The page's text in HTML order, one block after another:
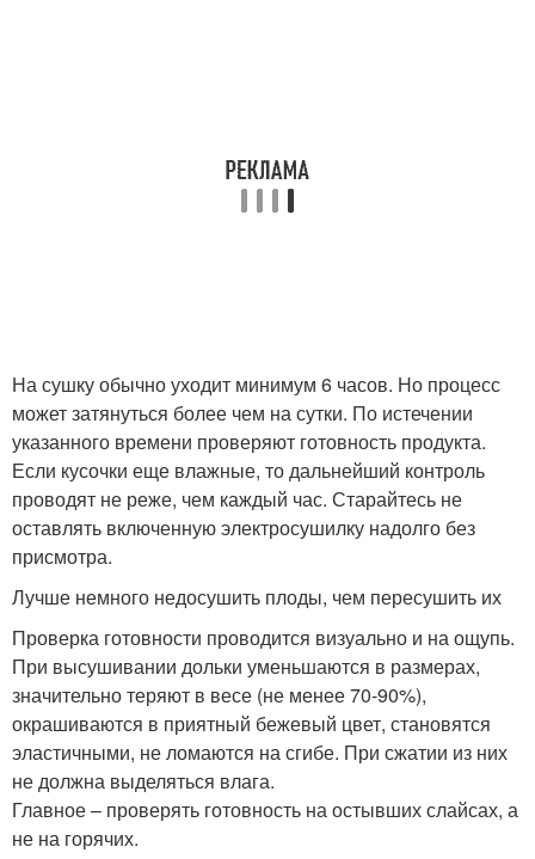
На сушку обычно уходит минимум 6 часов. Но процесс
может затянуться более чем на сутки. По истечении
указанного времени проверяют готовность продукта.
Если кусочки еще влажные, то дальнейший контроль
проводят не реже, чем каждый час. Старайтесь не
оставлять включенную электросушилку надолго без
присмотра.
Лучше немного недосушить плоды, чем пересушить их
Проверка готовности проводится визуально и на ощупь.
При высушивании дольки уменьшаются в размерах,
значительно теряют в весе (не менее 70-90%),
окрашиваются в приятный бежевый цвет, становятся
эластичными, не ломаются на сгибе. При сжатии из них
не должна выделяться влага.
Главное – проверять готовность на остывших слайсах, а
не на горячих.